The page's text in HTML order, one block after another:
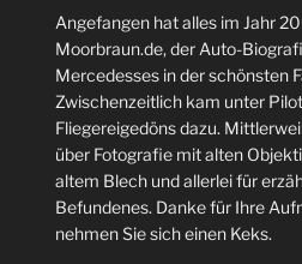
Angefangen hat alles im Jahr
Moorbraun.de, der Auto-
Mercedesses in der schönsten
Zwischenzeitlich kam unter
Fliegereigedöns dazu.
über Fotografie mit alten
altem Blech und allerlei für
Befundenes. Danke für Ihre
nehmen Sie sich einen Keks.